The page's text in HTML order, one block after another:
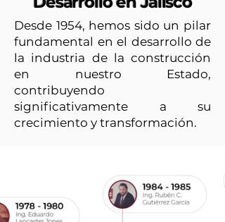
Desde 1954, hemos sido un pilar
fundamental en el desarrollo de
la industria de la construcción
en nuestro Estado,
contribuyendo
significativamente a su
crecimiento y transformación.